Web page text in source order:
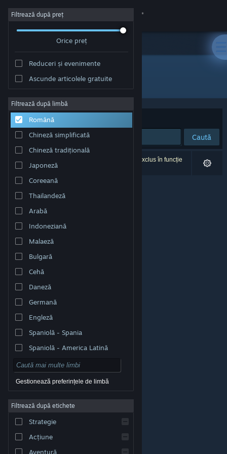
Conectează-te
Despre
Asistență
Schimbă limba
Vezi site în versiunea pentru desktop
© Valve Corporation. Toate drepturile rezervate. Toate
respectivi în SUA și celelalte țări.
Acordul Steam pentru abonați
Cookie-uri
Filtrează după preț
Orice preț
Reduceri și evenimente
Ascunde articolele gratuite
Filtrează după limbă
Română
Chineză simplificată
Chineză tradițională
Japoneză
Coreeană
Thailandeză
Arabă
Indoneziană
Malaeză
Bulgară
Cehă
Daneză
Germană
Engleză
Spaniolă - Spania
Spaniolă - America Latină
Gestionează preferințele de limbă
Filtrează după etichete
Strategie
Acțiune
Aventură
Editor: Phaenom GmbH
Sortează după
Caută
0 rezultate corespund căutării tale. 1 titlu a fost exclus în funcție
de preferințele tale.